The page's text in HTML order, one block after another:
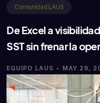
Comunidad LAUS
De Excel a
SST sin frenar la
EQUIPO LAUS · MAY 29,